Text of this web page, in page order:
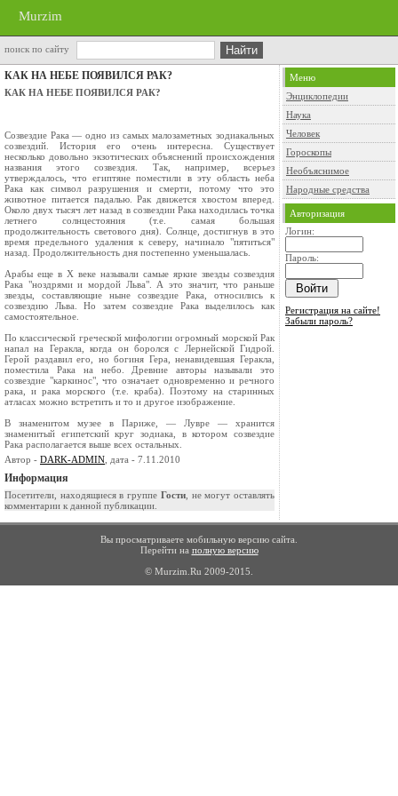
Murzim
поиск по сайту
КАК НА НЕБЕ ПОЯВИЛСЯ РАК?
КАК НА НЕБЕ ПОЯВИЛСЯ РАК?
Созвездие Рака — одно из самых малозаметных зодиакальных
созвездий. История его очень интересна. Существует
несколько довольно экзотических объяснений происхождения
названия этого созвездия. Так, например, всерьез
утверждалось, что египтяне поместили в эту область неба
Рака как символ разрушения и смерти, потому что это
животное питается падалью. Рак движется хвостом вперед.
Около двух тысяч лет назад в созвездии Рака находилась точка
летнего солнцестояния (т.е. самая большая
продолжительность светового дня). Солнце, достигнув в это
время предельного удаления к северу, начинало "пятиться"
назад. Продолжительность дня постепенно уменьшалась.
Арабы еще в X веке называли самые яркие звезды созвездия
Рака "ноздрями и мордой Льва". А это значит, что раньше
звезды, составляющие ныне созвездие Рака, относились к
созвездию Льва. Но затем созвездие Рака выделилось как
самостоятельное.
По классической греческой мифологии огромный морской Рак
напал на Геракла, когда он боролся с Лернейской Гидрой.
Герой раздавил его, но богиня Гера, ненавидевшая Геракла,
поместила Рака на небо. Древние авторы называли это
созвездие "каркинос", что означает одновременно и речного
рака, и рака морского (т.е. краба). Поэтому на старинных
атласах можно встретить и то и другое изображение.
В знаменитом музее в Париже, — Лувре — хранится
знаменитый египетский круг зодиака, в котором созвездие
Рака располагается выше всех остальных.
Автор - DARK-ADMIN , дата - 7.11.2010
Информация
Посетители, находящиеся в группе Гости, не могут оставлять
комментарии к данной публикации.
Меню
Энциклопедии
Наука
Человек
Гороскопы
Необъяснимое
Народные средства
Авторизация
Логин:
Пароль:
Регистрация на сайте!
Забыли пароль?
Вы просматриваете мобильную версию сайта.
Перейти на полную версию
© Murzim.Ru 2009-2015.